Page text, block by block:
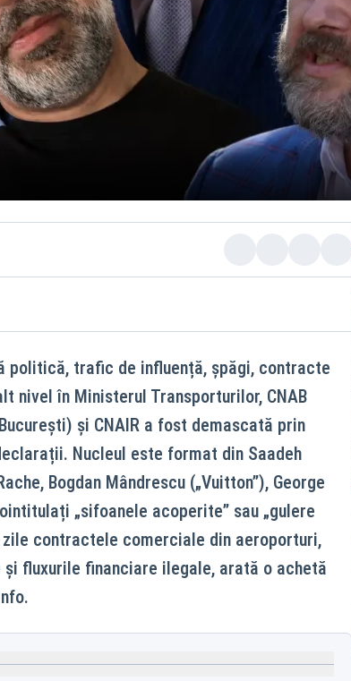
politică, trafic de influență, șpăgi, contracte
nivel în Ministerul Transporturilor, CNAB
și CNAIR a fost demascată prin
Nucleul este format din Saadeh
Bogdan Mândrescu („Vuitton”), George
„sifoanele acoperite” sau „gulere
contractele comerciale din aeroporturi,
fluxurile financiare ilegale, arată o achetă